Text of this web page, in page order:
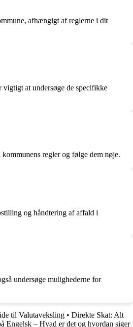
afhængigt af reglerne i dit
at undersøge de specifikke
regler og følge dem nøje.
og håndtering af affald i
undersøge mulighederne for
til Valutaveksling • Direkte Skat: Alt
Engelsk – Hvad er det og hvordan siger